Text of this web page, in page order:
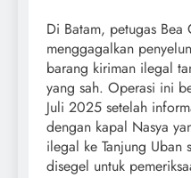
Di Batam, petugas Bea
menggagalkan
barang kiriman ilegal
yang sah. Operasi ini
Juli 2025 setelah
dengan kapal Nasya
ilegal ke Tanjung Uban
disegel untuk